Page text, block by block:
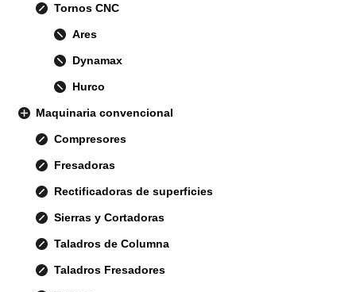
Tornos CNC
Ares
Dynamax
Hurco
Maquinaria convencional
Compresores
Fresadoras
Rectificadoras de superficies
Sierras y Cortadoras
Taladros de Columna
Taladros Fresadores